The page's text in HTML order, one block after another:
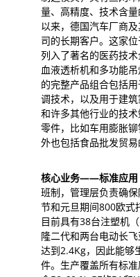
量、高精度、技术含
以来，德国汽车厂商
司的长期客户。这家
列入了著名的医药技
血液透析机和多功能
的完整产品组合包括
调技术，以及用于建
和许多其他行业的技
零件，比如车用膨胀
外也包括食品批发贸易
核心业务——标准应用
班制，管理层负责确
节和元旦期间800欧式
目前具有38台注塑机
隆二代和两台电动长
达到2.4Kg，因此能够
件。生产覆盖所有标